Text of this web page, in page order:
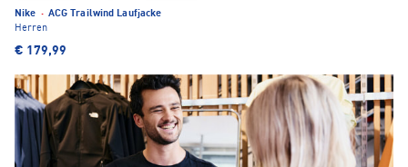
Nike · ACG Trailwind Laufjacke
Herren
€ 179,99